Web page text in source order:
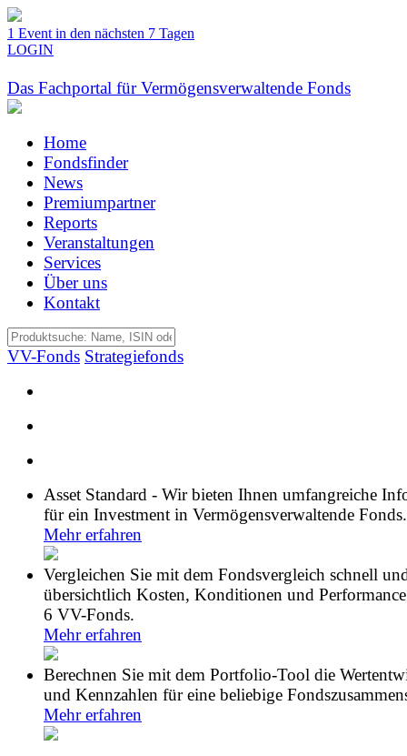
1 Event in den nächsten 7 Tagen
LOGIN
Das Fachportal für Vermögensverwaltende Fonds
Home
Fondsfinder
News
Premiumpartner
Reports
Veranstaltungen
Services
Über uns
Kontakt
VV-Fonds Strategiefonds
Asset Standard - Wir bieten Ihnen umfangreiche
für ein Investment in Vermögensverwaltende Fonds.
Mehr erfahren
Vergleichen Sie mit dem Fondsvergleich schnell
übersichtlich Kosten, Konditionen und
6 VV-Fonds.
Mehr erfahren
Berechnen Sie mit dem Portfolio-Tool die
und Kennzahlen für eine beliebige
Mehr erfahren